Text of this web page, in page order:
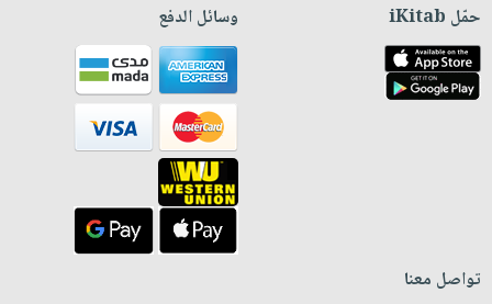
حمّل iKitab وسائل الدفع
تواصل معنا